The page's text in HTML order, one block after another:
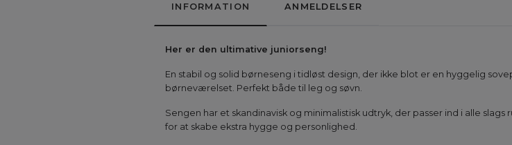
INFORMATION ANMELDELSER
Her er den ultimative juniorseng!
En stabil og solid børneseng i tidløst design, der ikke blot er en hyggelig
børneværelset. Perfekt både til leg og søvn.
Sengen har et skandinavisk og minimalistisk udtryk, der passer ind i alle
for at skabe ekstra hygge og personlighed.